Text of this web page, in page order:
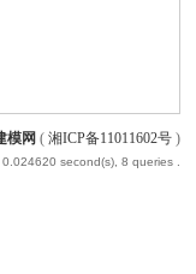
模网 ( 湘ICP备11011602号)
second(s), 8 queries .